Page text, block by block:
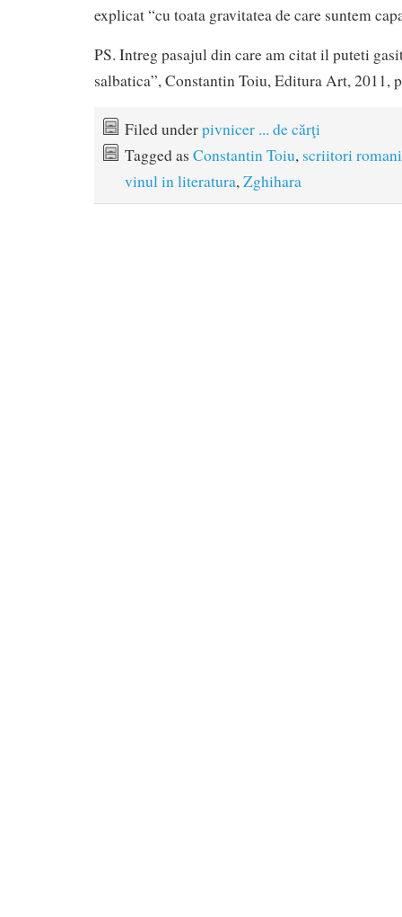
explicat “cu toata gravitatea de care suntem
PS. Intreg pasajul din care am citat il puteti
salbatica”, Constantin Toiu, Editura Art, 2011,
Filed underpivnicer ... de cărţi
Tagged as Constantin Toiu, scriitori
vinul in literatura,Zghihara